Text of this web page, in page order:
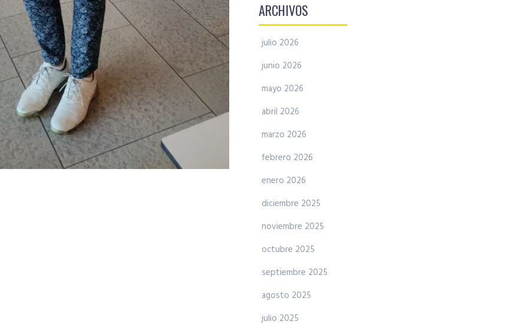
ARCHIVOS
julio 2026
junio 2026
mayo 2026
abril 2026
marzo 2026
febrero 2026
enero 2026
diciembre 2025
noviembre 2025
octubre 2025
septiembre 2025
agosto 2025
julio 2025